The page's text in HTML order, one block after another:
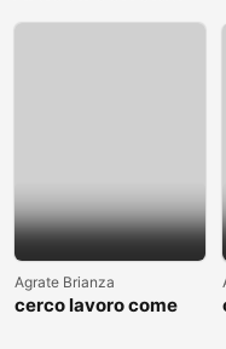
Agrate Brianza
cerco lavoro come